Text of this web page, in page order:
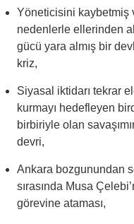
Yöneticisini kaybetmiş
nedenlerle ellerinden
gücü yara almış bir
kriz,
Siyasal iktidarı tekrar
kurmayı hedefleyen
birbiriyle olan
devri,
Ankara bozgunundan
sırasında Musa
görevine ataması,